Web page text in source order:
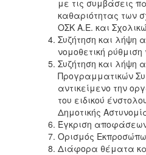
2013
2012
2011
2010
2006
με τις συμβάσεις
καθαριότητας των
ΟΣΚ Α.Ε. και
Συζήτηση και λήψη
νομοθετική
Συζήτηση και λήψη
Προγραμματικών
αντικείμενο την
του ειδικού
Δημοτικής
Έγκριση
Ορισμός
Διάφορα θέματα